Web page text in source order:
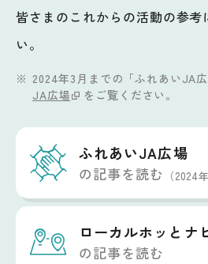
皆さまのこれからの活動の参考
い。
2024年3月までの「ふれあいJA広
JA広場
をご覧ください。
ふれあいJA広場
の記事を読む （2024
ローカルホッと ナ
の記事を読む